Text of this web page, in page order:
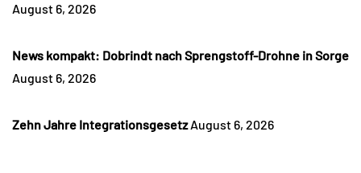
August 6, 2026
News kompakt: Dobrindt nach Sprengstoff-Drohne in Sorge
August 6, 2026
Zehn Jahre Integrationsgesetz August 6, 2026